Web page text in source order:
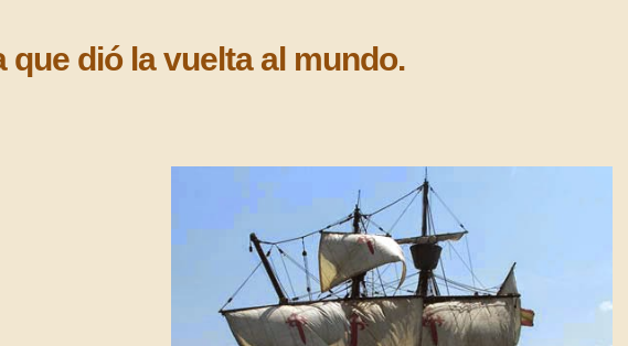
que dió la vuelta al mundo.